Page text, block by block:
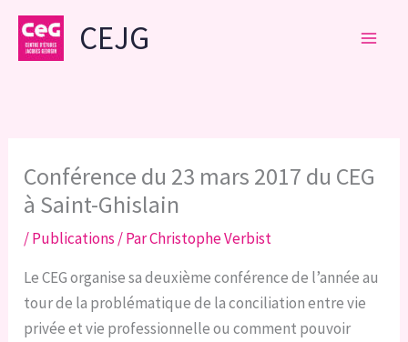
Aller
contenu
CEJG
Conférence du 23 mars 2017 du CEG
à Saint-Ghislain
/Publications / ParChristophe Verbist
Le CEG organise sa deuxième conférence de l’année au
tour de la problématique de la conciliation entre vie
privée et vie professionnelle ou comment pouvoir